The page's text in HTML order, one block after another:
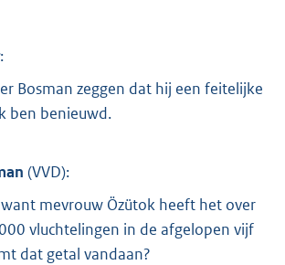
:
Bosman zeggen dat hij een feitelijke
ben benieuwd.
(VVD):
mevrouw Özütok heeft het over
vluchtelingen in de afgelopen vijf
dat getal vandaan?